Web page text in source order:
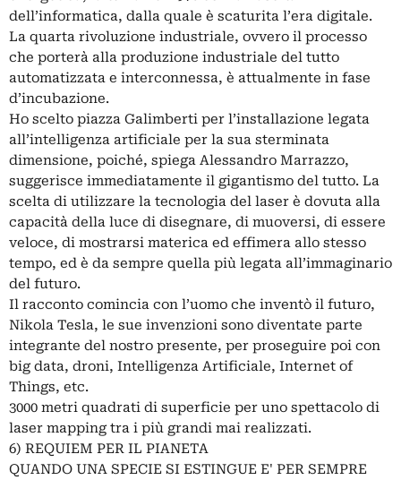
dell’informatica, dalla quale è scaturita l’era digitale.
La quarta rivoluzione industriale, ovvero il processo
che porterà alla produzione industriale del tutto
automatizzata e interconnessa, è attualmente in fase
d’incubazione.
Ho scelto piazza Galimberti per l’installazione legata
all’intelligenza artificiale per la sua sterminata
dimensione, poiché, spiega Alessandro Marrazzo,
suggerisce immediatamente il gigantismo del tutto. La
scelta di utilizzare la tecnologia del laser è dovuta alla
capacità della luce di disegnare, di muoversi, di essere
veloce, di mostrarsi materica ed effimera allo stesso
tempo, ed è da sempre quella più legata all’immaginario
del futuro.
Il racconto comincia con l’uomo che inventò il futuro,
Nikola Tesla, le sue invenzioni sono diventate parte
integrante del nostro presente, per proseguire poi con
big data, droni, Intelligenza Artificiale, Internet of
Things, etc.
3000 metri quadrati di superficie per uno spettacolo di
laser mapping tra i più grandi mai realizzati.
6) REQUIEM PER IL PIANETA
QUANDO UNA SPECIE SI ESTINGUE E' PER SEMPRE